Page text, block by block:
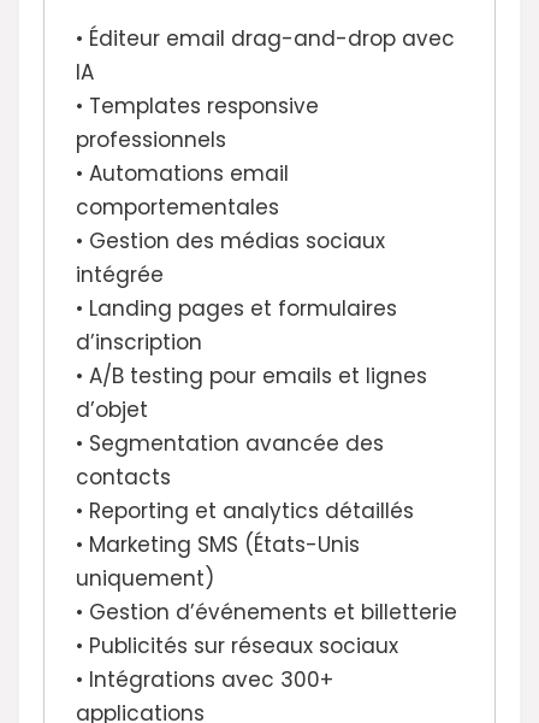
• Éditeur email drag-and-drop avec
IA
• Templates responsive
professionnels
• Automations email
comportementales
• Gestion des médias sociaux
intégrée
• Landing pages et formulaires
d’inscription
• A/B testing pour emails et lignes
d’objet
• Segmentation avancée des
contacts
• Reporting et analytics détaillés
• Marketing SMS (États-Unis
uniquement)
• Gestion d’événements et billetterie
• Publicités sur réseaux sociaux
• Intégrations avec 300+
applications